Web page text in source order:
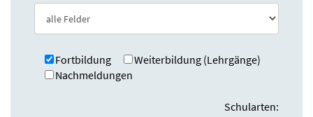
Fortbildung
Weiterbildung (Lehrgänge)
Nachmeldungen
Schularten: